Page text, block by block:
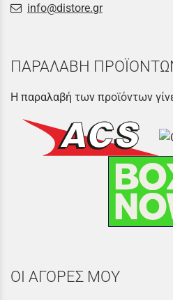
info@distore.gr
ΠΑΡΑΛΑΒΗ
Η παραλαβή των προϊόντων
ΟΙ ΑΓΟΡΕΣ ΜΟΥ